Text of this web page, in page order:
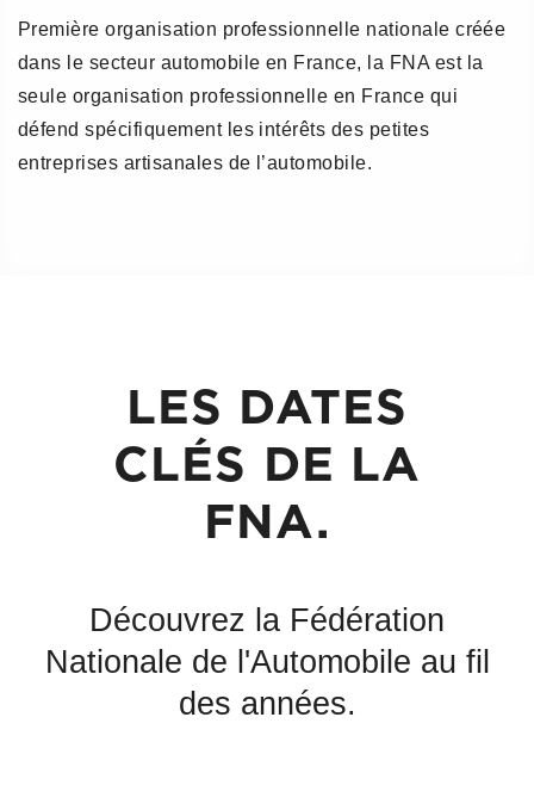
Première organisation professionnelle nationale créée
dans le secteur automobile en France, la FNA est la
seule organisation professionnelle en France qui
défend spécifiquement les intérêts des petites
entreprises artisanales de l’automobile.
LES DATES
CLÉS DE LA
FNA.
Découvrez la Fédération
Nationale de l'Automobile au fil
des années.